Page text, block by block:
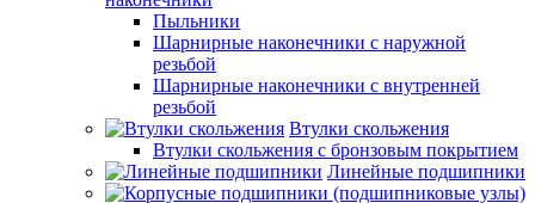
Пыльники
Шарнирные наконечники с наружной
резьбой
Шарнирные наконечники с внутренней
резьбой
Втулки скольжения
Втулки скольжения с бронзовым покрытием
Линейные подшипники